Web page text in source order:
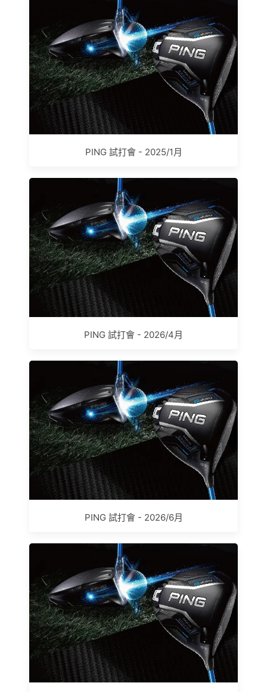
PING 試打會 - 2025/1月
PING 試打會 - 2026/4月
PING 試打會 - 2026/6月